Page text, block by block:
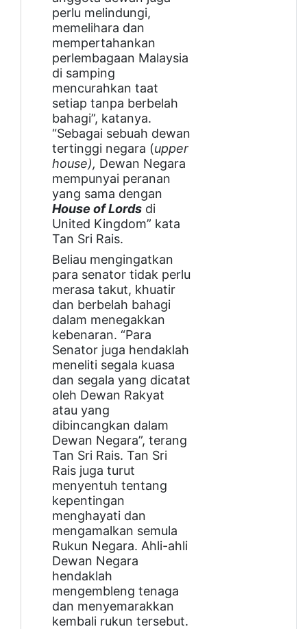
perlu melindungi,
memelihara dan
mempertahankan
perlembagaan Malaysia
di samping
mencurahkan taat
setiap tanpa berbelah
bahagi”, katanya.
“Sebagai sebuah dewan
tertinggi negara (upper
house), Dewan Negara
mempunyai peranan
yang sama dengan
House of Lords di
United Kingdom” kata
Tan Sri Rais.
Beliau mengingatkan
para senator tidak perlu
merasa takut, khuatir
dan berbelah bahagi
dalam menegakkan
kebenaran. “Para
Senator juga hendaklah
meneliti segala kuasa
dan segala yang dicatat
oleh Dewan Rakyat
atau yang
dibincangkan dalam
Dewan Negara”, terang
Tan Sri Rais. Tan Sri
Rais juga turut
menyentuh tentang
kepentingan
menghayati dan
mengamalkan semula
Rukun Negara. Ahli-ahli
Dewan Negara
hendaklah
mengembleng tenaga
dan menyemarakkan
kembali rukun tersebut.